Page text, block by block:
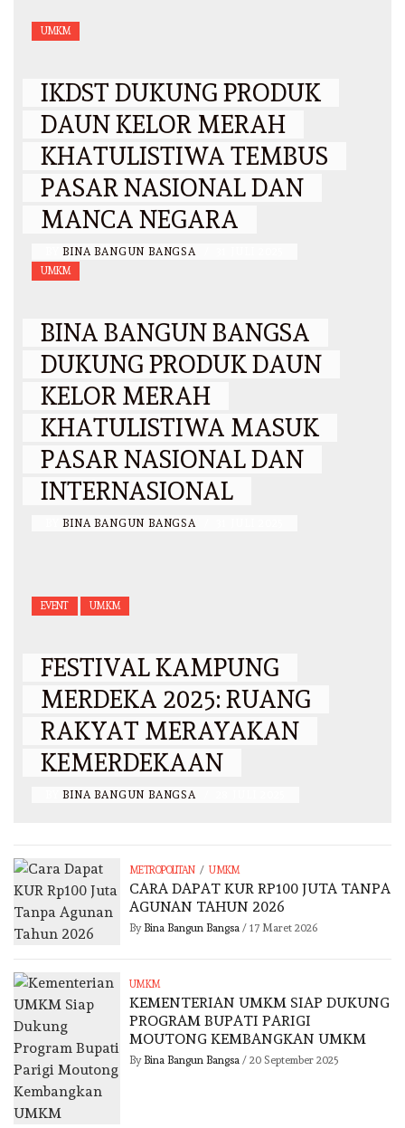
UMKM
IKDST DUKUNG PRODUK
DAUN KELOR MERAH
KHATULISTIWA TEMBUS
PASAR NASIONAL DAN
MANCA NEGARA
BINA BANGUN BANGSA
UMKM
BINA BANGUN BANGSA
DUKUNG PRODUK DAUN
KELOR MERAH
KHATULISTIWA MASUK
PASAR NASIONAL DAN
INTERNASIONAL
BINA BANGUN BANGSA
EVENT UMKM
FESTIVAL KAMPUNG
MERDEKA 2025: RUANG
RAKYAT MERAYAKAN
KEMERDEKAAN
BINA BANGUN BANGSA
METROPOLITAN / UMKM
CARA DAPAT KUR RP100 JUTA TANPA
AGUNAN TAHUN 2026
By Bina Bangun Bangsa/ 17 Maret 2026
UMKM
KEMENTERIAN UMKM SIAP DUKUNG
PROGRAM BUPATI PARIGI
MOUTONG KEMBANGKAN UMKM
By Bina Bangun Bangsa/ 20 September 2025